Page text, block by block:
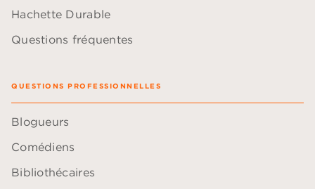
Hachette Durable
Questions fréquentes
QUESTIONS PROFESSIONNELLES
Blogueurs
Comédiens
Bibliothécaires